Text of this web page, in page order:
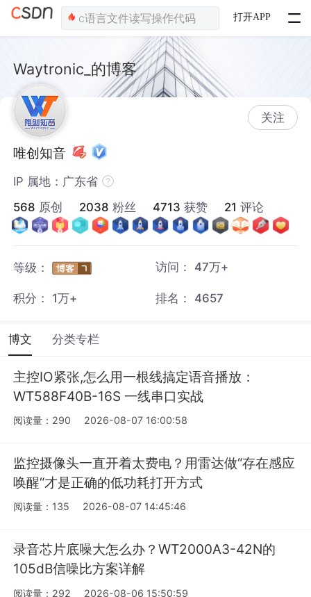
打开APP
Waytronic_的博客
关注
唯创知音
IP 属地：广东省
568 原创 2038 粉丝 4713 获赞 21 评论
等级： 访问： 47万+
积分： 1万+ 排名： 4657
博文 分类专栏
主控IO紧张,怎么用一根线搞定语音播放：
WT588F40B-16S 一线串口实战
阅读量：290 2026-08-07 16:00:58
监控摄像头一直开着太费电？用雷达做“存在感应
唤醒“才是正确的低功耗打开方式
阅读量：135 2026-08-07 14:45:46
录音芯片底噪大怎么办？WT2000A3-42N的
105dB信噪比方案详解
阅读量：292 2026-08-06 15:50:59